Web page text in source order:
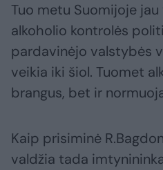
Tuo metu Suomijoje
alkoholio kontrolės
pardavinėjo valstybės
veikia iki šiol. Tuomet
brangus, bet ir
Kaip prisiminė
valdžia tada